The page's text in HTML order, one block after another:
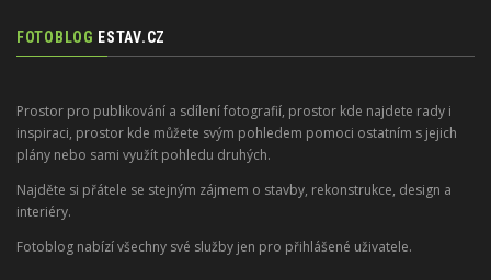
FOTOBLOG ESTAV.CZ
Prostor pro publikování a sdílení fotografií, prostor kde najdete rady i
inspiraci, prostor kde můžete svým pohledem pomoci ostatním s jejich
plány nebo sami využít pohledu druhých.
Najděte si přátele se stejným zájmem o stavby, rekonstrukce, design a
interiéry.
Fotoblog nabízí všechny své služby jen pro přihlášené uživatele.